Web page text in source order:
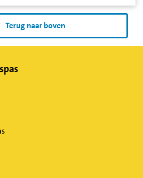
Terug naar boven